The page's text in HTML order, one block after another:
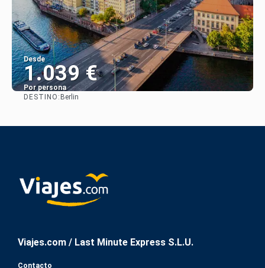
Desde
1.039 €
Por persona
DESTINO: Berlin
Viajes.com / Last Minute Express S.L.U.
Contacto